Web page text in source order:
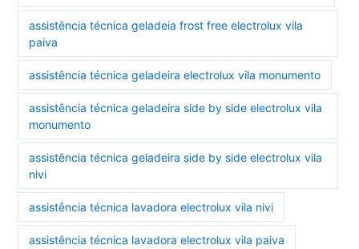
assistência técnica geladeia frost free electrolux vila
paiva
assistência técnica geladeira electrolux vila monumento
assistência técnica geladeira side by side electrolux vila
monumento
assistência técnica geladeira side by side electrolux vila
nivi
assistência técnica lavadora electrolux vila nivi
assistência técnica lavadora electrolux vila paiva